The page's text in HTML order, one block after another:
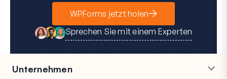
WPForms jetzt holen
Sprechen Sie mit einem Experten
Unternehmen